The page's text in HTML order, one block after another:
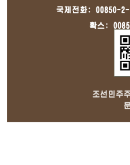
국제전화: 00850-
확스:
조선민주